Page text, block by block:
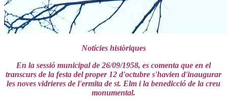
Notícies històriques
En la sessió municipal de 26/09/1958, es comenta que en el
transcurs de la festa del proper 12 d'octubre s'havien d'inaugurar
les noves vidrieres de l'ermita de st. Elm i la benedicció de la creu
monumental.